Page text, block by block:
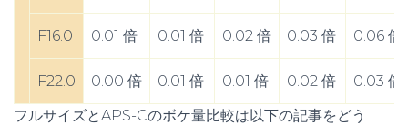
F16.0 0.01 倍 0.01 倍 0.02 倍 0.03 倍 0.06 倍
F22.0 0.00 倍 0.01 倍 0.01 倍 0.02 倍
0.03 倍
フルサイズとAPS-Cのボケ量比較は以下の記事をどう